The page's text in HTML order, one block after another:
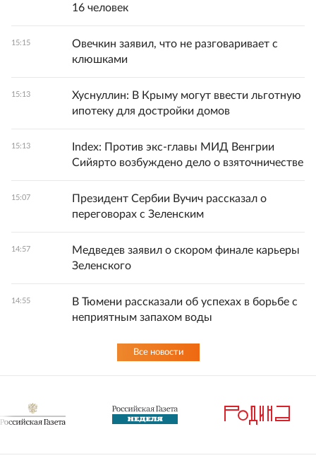
16 человек
15:15
Овечкин заявил, что не разговаривает с
клюшками
15:13
Хуснуллин: В Крыму могут ввести льготную
ипотеку для достройки домов
15:13
Index: Против экс-главы МИД Венгрии
Сийярто возбуждено дело о взяточничестве
15:07
Президент Сербии Вучич рассказал о
переговорах с Зеленским
14:57
Медведев заявил о скором финале карьеры
Зеленского
14:55
В Тюмени рассказали об успехах в борьбе с
неприятным запахом воды
Все новости